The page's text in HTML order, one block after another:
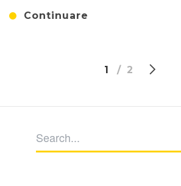
Continuare
1 2